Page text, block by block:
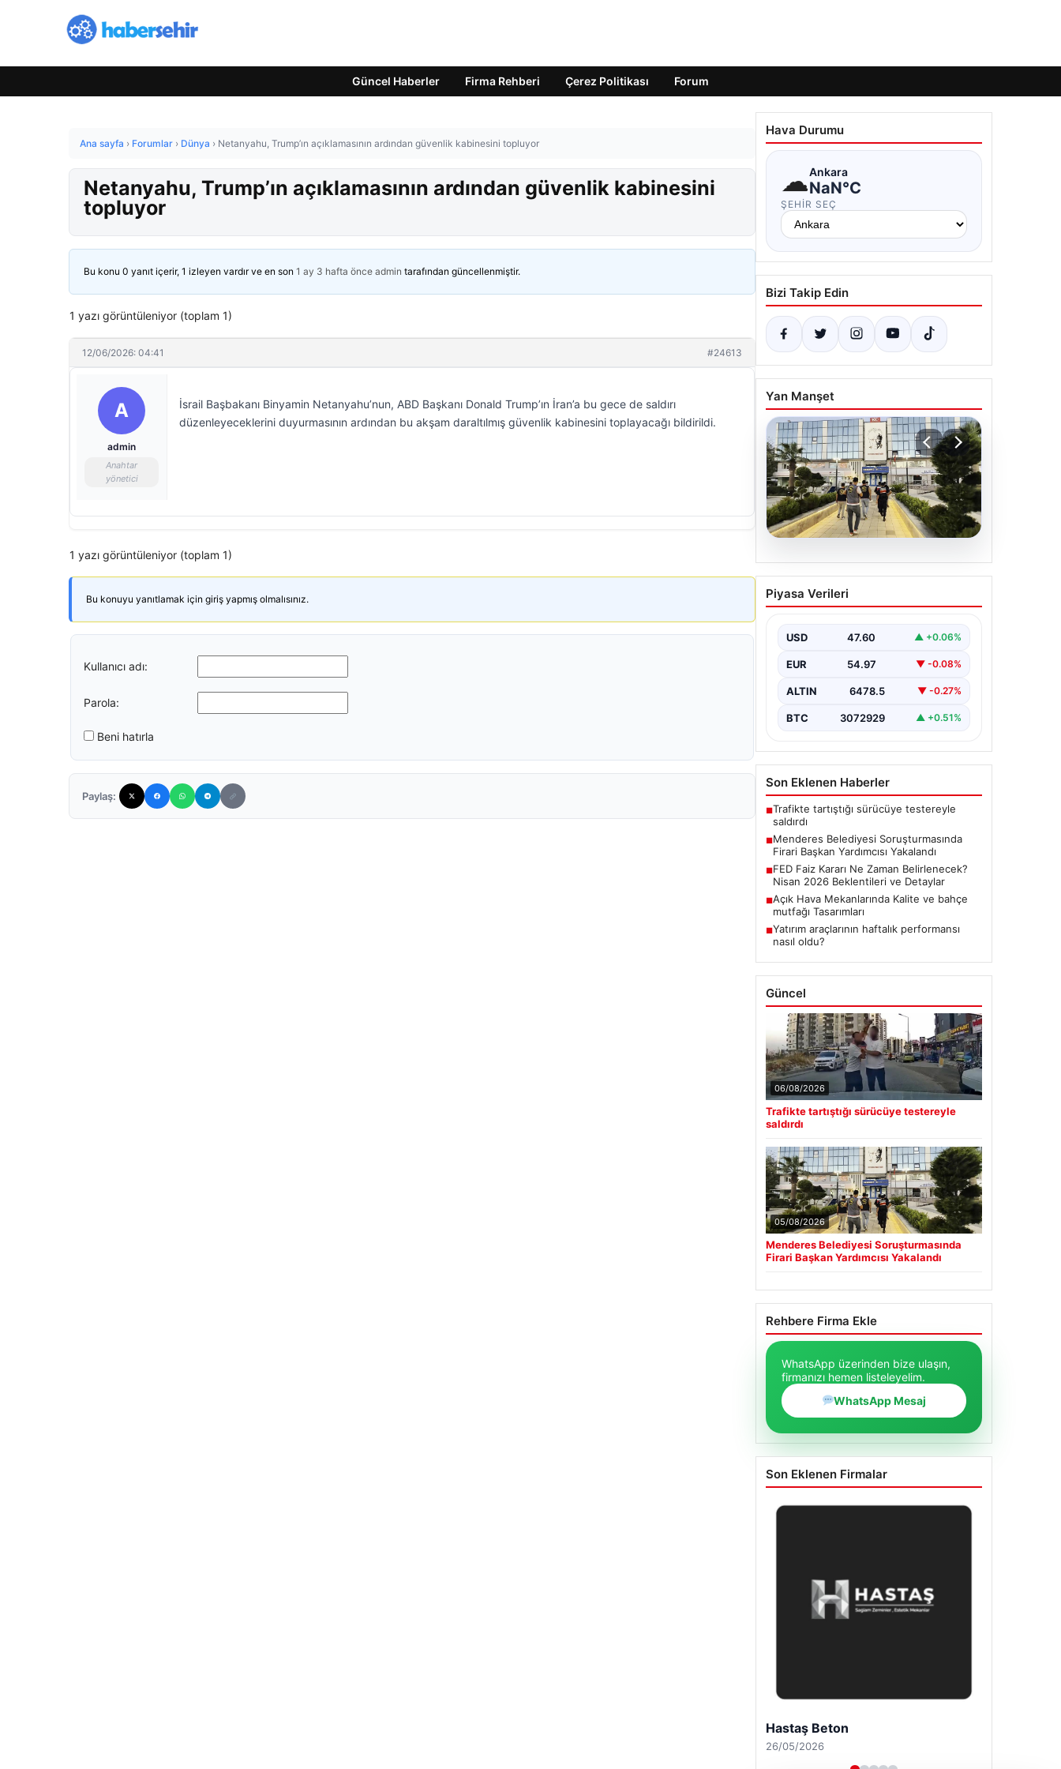
Güncel Haberler Firma Rehberi Çerez Politikası Forum
Ana sayfa › Forumlar › Dünya › Netanyahu, Trump’ın açıklamasının ardından güvenlik kabinesini topluyor
Netanyahu, Trump’ın açıklamasının ardından güvenlik kabinesini
topluyor
Bu konu 0 yanıt içerir, 1 izleyen vardır ve en son 1 ay 3 hafta önce admin tarafından güncellenmiştir.
1 yazı görüntüleniyor (toplam 1)
12/06/2026: 04:41 #24613
A
admin
Anahtar
yönetici
İsrail Başbakanı Binyamin Netanyahu’nun, ABD Başkanı Donald Trump’ın İran’a bu gece de saldırı
düzenleyeceklerini duyurmasının ardından bu akşam daraltılmış güvenlik kabinesini toplayacağı bildirildi.
1 yazı görüntüleniyor (toplam 1)
Bu konuyu yanıtlamak için giriş yapmış olmalısınız.
Kullanıcı adı:
Parola:
Beni hatırla
Paylaş:
Hava Durumu
☁Ankara
NaN°C
ŞEHIR SEÇ
Bizi Takip Edin
Yan Manşet
Menderes Belediyesi
Soruşturmasında Firari
Yakalandı
İzmir'in Menderes ilçesinde
yürütülen geniş çaplı bir soruşturma
Yardımcısı Rüzgar Sönmez,…
Piyasa Verileri
USD 47.60 ▲ +0.06%
EUR 54.97 ▼ -0.08%
ALTIN 6478.5 ▼ -0.27%
BTC 3072929 ▲ +0.51%
Son Eklenen Haberler
■Trafikte tartıştığı sürücüye testereyle
saldırdı
■Menderes Belediyesi Soruşturmasında
Firari Başkan Yardımcısı Yakalandı
■FED Faiz Kararı Ne Zaman Belirlenecek?
Nisan 2026 Beklentileri ve Detaylar
■Açık Hava Mekanlarında Kalite ve bahçe
mutfağı Tasarımları
■Yatırım araçlarının haftalık performansı
nasıl oldu?
Güncel
06/08/2026
Trafikte tartıştığı sürücüye testereyle
saldırdı
05/08/2026
Menderes Belediyesi Soruşturmasında
Firari Başkan Yardımcısı Yakalandı
Rehbere Firma Ekle
WhatsApp üzerinden bize ulaşın,
firmanızı hemen listeleyelim.
WhatsApp Mesaj
Son Eklenen Firmalar
Hastaş Beton
26/05/2026